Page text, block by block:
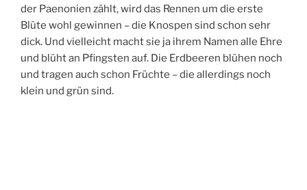
der Paenonien zählt, wird das Rennen um die erste
Blüte wohl gewinnen – die Knospen sind schon sehr
dick. Und vielleicht macht sie ja ihrem Namen alle Ehre
und blüht an Pfingsten auf. Die Erdbeeren blühen noch
und tragen auch schon Früchte – die allerdings noch
klein und grün sind.